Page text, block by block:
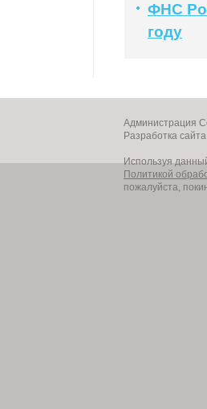
ФНС
году
Администрация
Разработка
Используя
Политикой
пожалуйста,